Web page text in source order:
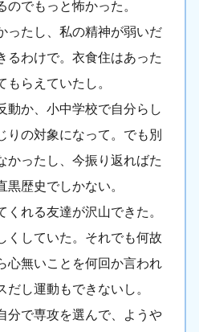
でもっと怖かった。
ったし、私の精神が弱いだ
るわけで。衣食住はあった
もらえていたし。
動か、小中学校で自分らし
りの対象になって。でも別
かったし、今振り返ればた
歴史でしかない。
れる友達が沢山できた。
くしていた。それでも何故
心無いことを何回か言われ
し運動もできないし。
分で専攻を選んで、ようや